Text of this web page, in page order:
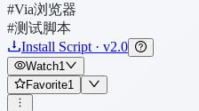
#Via浏览器
#测试脚本
Install Script · v2.0
Watch1
Favorite1